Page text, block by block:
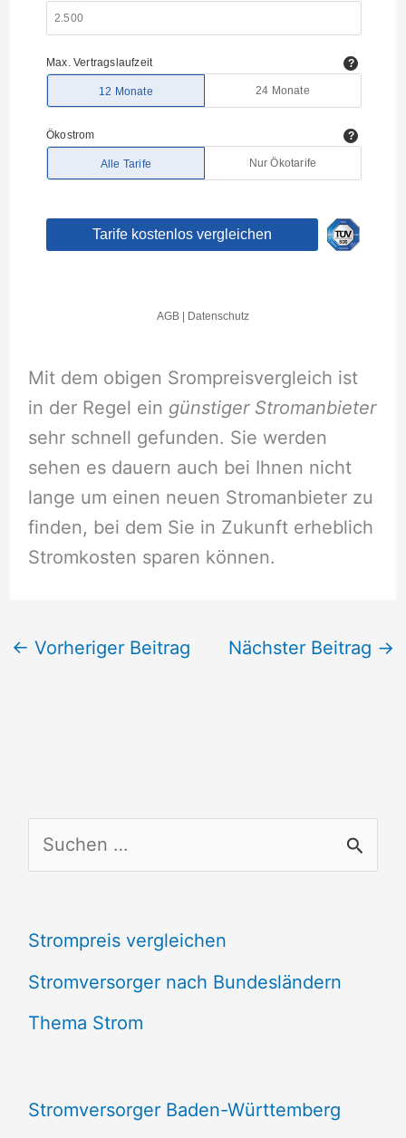
Mit dem obigen Srompreisvergleich ist
in der Regel ein günstiger Stromanbieter
sehr schnell gefunden. Sie werden
sehen es dauern auch bei Ihnen nicht
lange um einen neuen Stromanbieter zu
finden, bei dem Sie in Zukunft erheblich
Stromkosten sparen können.
← Vorheriger Beitrag Nächster Beitrag →
u
h
e
n
Strompreis vergleichen
Stromversorger nach Bundesländern
Thema Strom
Stromversorger Baden-Württemberg